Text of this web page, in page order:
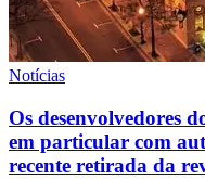
Notícias
Os desenvolvedores
em particular com
recente retirada da